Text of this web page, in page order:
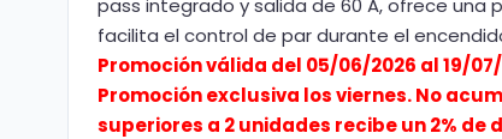
pass integrado y salida de 60 A, ofrece una
facilita el control de par durante el
Promoción válida del 05/06/2026 al 19/
Promoción exclusiva los viernes. No
superiores a 2 unidades recibe un 2% de